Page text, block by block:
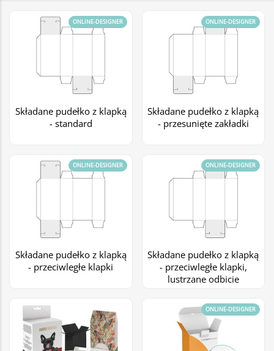
Składane pudełko z klapką
- standard
ONLINE-DESIGNER
Składane pudełko z klapką
- przesunięte zakładki
ONLINE-DESIGNER
Składane pudełko z klapką
- przeciwległe klapki
ONLINE-DESIGNER
Składane pudełko z klapką
- przeciwległe klapki,
lustrzane odbicie
ONLINE-DESIGNER
ONLINE-DESIGNER